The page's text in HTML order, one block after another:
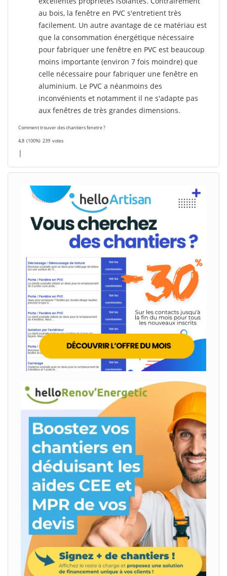
au bois, la fenêtre en PVC s'entretient très
facilement. Un autre avantage de ce matériau est
que la consommation énergétique nécessaire
pour fabriquer une fenêtre en PVC est beaucoup
moins importante (environ 7 fois moindre) que
celle nécessaire pour fabriquer une fenêtre en
aluminium. Le PVC a néanmoins des
inconvénients et notamment il ne s'adapte pas
aux fenêtres de très grandes dimensions.
Comment trouver des chantiers fenetre ?
4,8 (100%) 239 votes
|